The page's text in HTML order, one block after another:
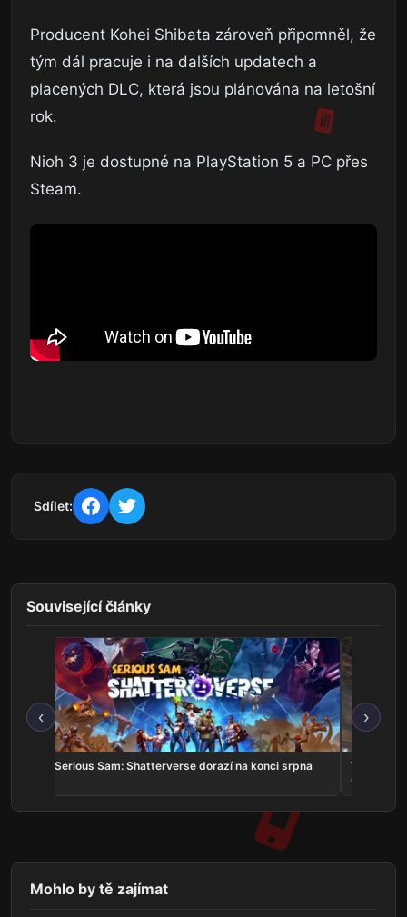
Producent Kohei Shibata zároveň připomněl, že
tým dál pracuje i na dalších updatech a
placených DLC, která jsou plánována na letošní
rok.
Nioh 3 je dostupné na PlayStation 5 a PC přes
Steam.
Sdílet:
Související články
‹
Serious Sam: Shatterverse dorazí na konci srpna
Online v
›
Mohlo by tě zajímat